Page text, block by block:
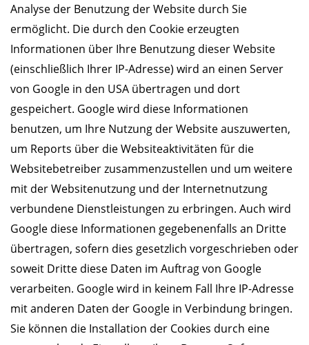
Analyse der Benutzung der Website durch Sie
ermöglicht. Die durch den Cookie erzeugten
Informationen über Ihre Benutzung dieser Website
(einschließlich Ihrer IP-Adresse) wird an einen Server
von Google in den USA übertragen und dort
gespeichert. Google wird diese Informationen
benutzen, um Ihre Nutzung der Website auszuwerten,
um Reports über die Websiteaktivitäten für die
Websitebetreiber zusammenzustellen und um weitere
mit der Websitenutzung und der Internetnutzung
verbundene Dienstleistungen zu erbringen. Auch wird
Google diese Informationen gegebenenfalls an Dritte
übertragen, sofern dies gesetzlich vorgeschrieben oder
soweit Dritte diese Daten im Auftrag von Google
verarbeiten. Google wird in keinem Fall Ihre IP-Adresse
mit anderen Daten der Google in Verbindung bringen.
Sie können die Installation der Cookies durch eine